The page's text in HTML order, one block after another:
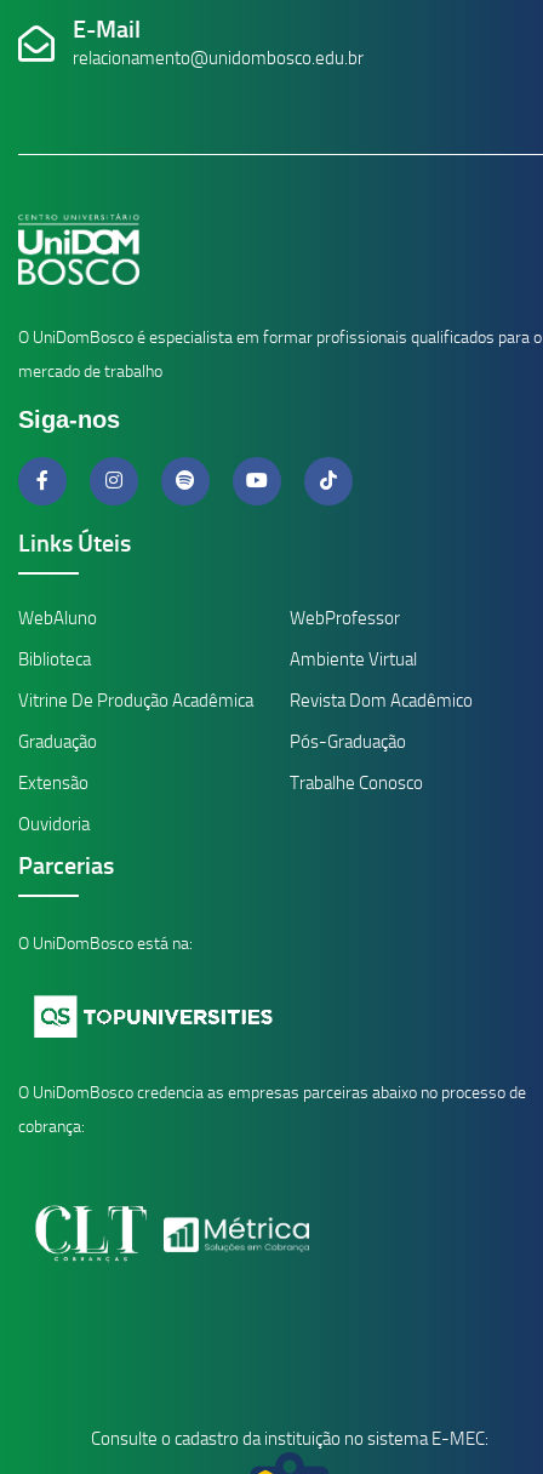
E-Mail
relacionamento@unidombosco.edu.br
O UniDomBosco é especialista em formar profissionais qualificados para o
mercado de trabalho
Siga-nos
Links Úteis
WebAluno
WebProfessor
Biblioteca
Ambiente Virtual
Vitrine De Produção Acadêmica
Revista Dom Acadêmico
Graduação
Pós-Graduação
Extensão
Trabalhe Conosco
Ouvidoria
Parcerias
O UniDomBosco está na:
O UniDomBosco credencia as empresas parceiras abaixo no processo de
cobrança:
Consulte o cadastro da instituição no sistema E-MEC: